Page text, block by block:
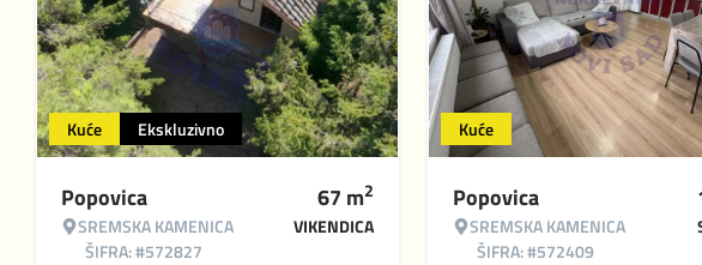
Kuće Ekskluzivno
Popovica
SREMSKA KAMENICA
ŠIFRA: #572827
67 m2
VIKENDICA
Kuće
Popovica
SREMSKA KAMENICA
ŠIFRA: #572409